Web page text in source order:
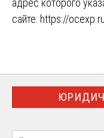
адрес которого
сайте: https://